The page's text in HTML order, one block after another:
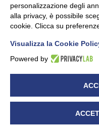
Cap. soc.
UNIDATA - Informativa
UNIDATA - Whistleblowing
personalizzazione degli
alla privacy, è possibile
cookie. Clicca su
Visualizza la Cookie
Powered by